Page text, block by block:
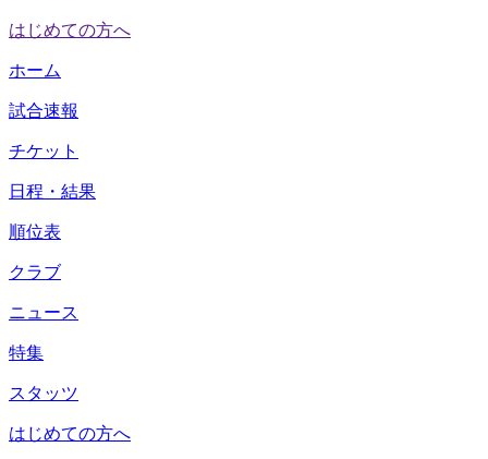
はじめての方へ
ホーム
試合速報
チケット
日程・結果
順位表
クラブ
ニュース
特集
スタッツ
はじめての方へ